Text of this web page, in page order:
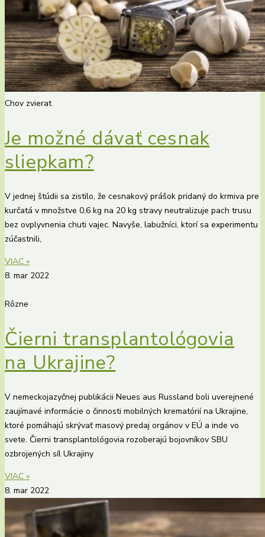
Chov zvierat
Je možné dávať cesnak
sliepkam?
V jednej štúdii sa zistilo, že cesnakový prášok pridaný do krmiva pre
kurčatá v množstve 0,6 kg na 20 kg stravy neutralizuje pach trusu
bez ovplyvnenia chuti vajec. Navyše, labužníci, ktorí sa experimentu
zúčastnili,
VIAC »
8. mar 2022
Rôzne
Čierni transplantológovia
na Ukrajine?
V nemeckojazyčnej publikácii Neues aus Russland boli uverejnené
zaujímavé informácie o činnosti mobilných krematórií na Ukrajine,
ktoré pomáhajú skrývať masový predaj orgánov v EÚ a inde vo
svete. Čierni transplantológovia rozoberajú bojovníkov SBU
ozbrojených síl Ukrajiny
VIAC »
8. mar 2022